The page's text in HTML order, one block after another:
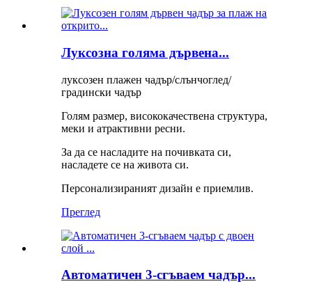
Луксозна голяма дървена...
луксозен плажен чадър/слънчоглед/
градински чадър
Голям размер, висококачествена структура,
меки и атрактивни ресни.
За да се насладите на почивката си,
насладете се на живота си.
Персонализираният дизайн е приемлив.
Преглед
Автоматичен 3-сгъваем чадър...